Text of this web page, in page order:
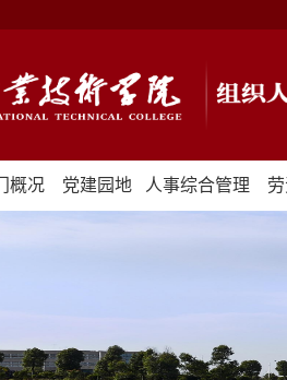
概况 党建园地 人事综合管理